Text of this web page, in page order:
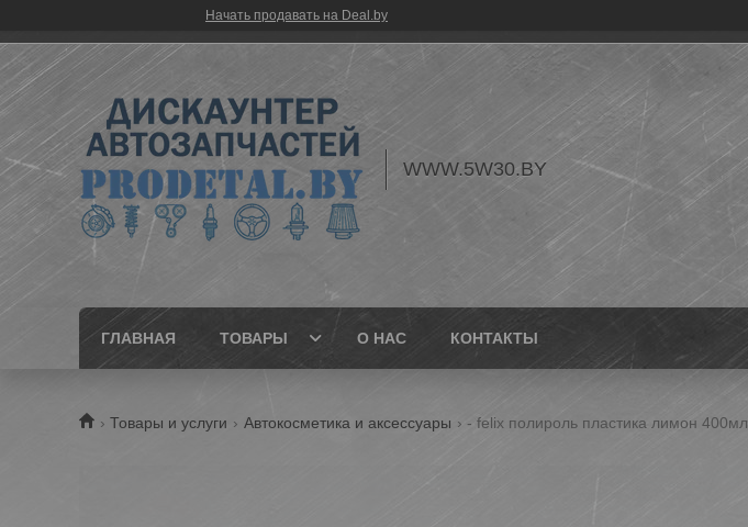
Начать продавать на Deal.by
WWW.5W30.BY
ГЛАВНАЯ ТОВАРЫ О НАС КОНТАКТЫ
Товары и услуги Автокосметика и аксессуары - felix полироль пластика лимон 400мл